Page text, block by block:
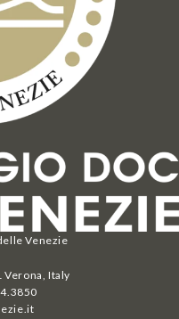
Venezie
Verona, Italy